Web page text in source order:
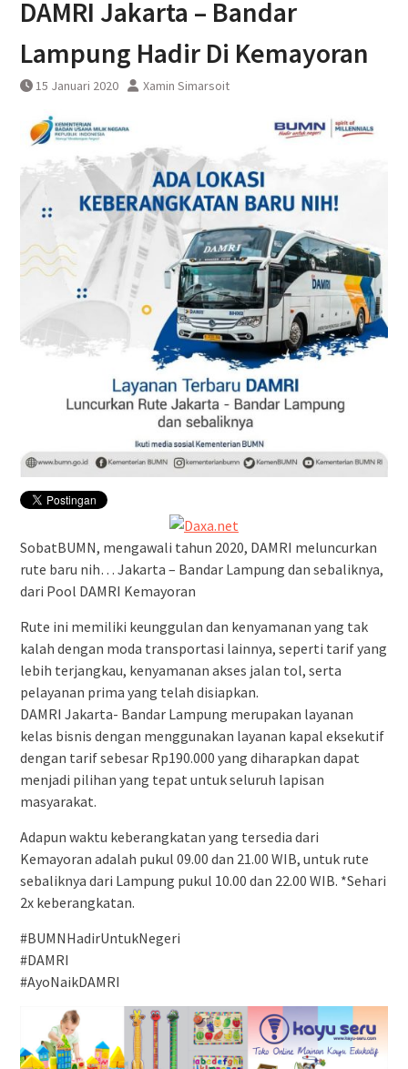
DAWONSYS
Layanan Kereta Api Srilelawangsa
DAMRI Jakarta – Bandar
Lampung Hadir Di Kemayoran
15 Januari 2020 Xamin Simarsoit
SobatBUMN, mengawali tahun 2020, DAMRI meluncurkan
rute baru nih… Jakarta – Bandar Lampung dan sebaliknya,
dari Pool DAMRI Kemayoran
Rute ini memiliki keunggulan dan kenyamanan yang tak
kalah dengan moda transportasi lainnya, seperti tarif yang
lebih terjangkau, kenyamanan akses jalan tol, serta
pelayanan prima yang telah disiapkan.
DAMRI Jakarta- Bandar Lampung merupakan layanan
kelas bisnis dengan menggunakan layanan kapal eksekutif
dengan tarif sebesar Rp190.000 yang diharapkan dapat
menjadi pilihan yang tepat untuk seluruh lapisan
masyarakat.
Adapun waktu keberangkatan yang tersedia dari
Kemayoran adalah pukul 09.00 dan 21.00 WIB, untuk rute
sebaliknya dari Lampung pukul 10.00 dan 22.00 WIB. *Sehari
2x keberangkatan.
#BUMNHadirUntukNegeri
#DAMRI
#AyoNaikDAMRI